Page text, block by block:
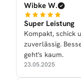
Wibke W.
Super Leistung
Kompakt, schick
zuverlässig.
geht's kaum.
23.05.2025